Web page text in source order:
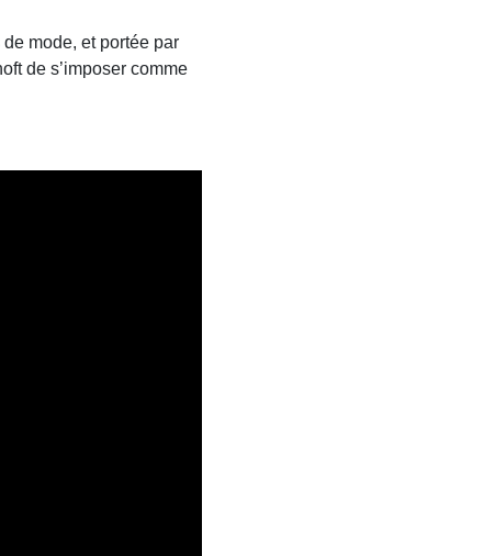
mode, et portée par
de s’imposer comme